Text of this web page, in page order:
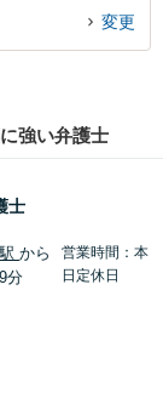
変更
強い弁護士
士
から
分
営業時間：本
日定休日